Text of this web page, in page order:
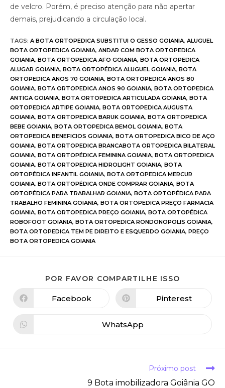
de velcro. Porém, é preciso atenção para não apertar
demais, prejudicando a circulação local.
TAGS: A BOTA ORTOPEDICA SUBSTITUI O GESSO GOIANIA, ALUGUEL
BOTA ORTOPEDICA GOIANIA, ANDAR COM BOTA ORTOPEDICA
GOIANIA, BOTA ORTOPEDICA AFO GOIANIA, BOTA ORTOPEDICA
ALUGAR GOIANIA, BOTA ORTOPÉDICA ALUGUEL GOIANIA, BOTA
ORTOPEDICA ANOS 70 GOIANIA, BOTA ORTOPEDICA ANOS 80
GOIANIA, BOTA ORTOPEDICA ANOS 90 GOIANIA, BOTA ORTOPEDICA
ANTIGA GOIANIA, BOTA ORTOPEDICA ARTICULADA GOIANIA, BOTA
ORTOPEDICA ARTIPE GOIANIA, BOTA ORTOPEDICA AUGUSTA
GOIANIA, BOTA ORTOPEDICA BARUK GOIANIA, BOTA ORTOPEDICA
BEBE GOIANIA, BOTA ORTOPEDICA BEMOL GOIANIA, BOTA
ORTOPEDICA BENEFICIOS GOIANIA, BOTA ORTOPEDICA BICO DE AÇO
GOIANIA, BOTA ORTOPEDICA BRANCABOTA ORTOPEDICA BILATERAL
GOIANIA, BOTA ORTOPÉDICA FEMININA GOIANIA, BOTA ORTOPEDICA
GOIANIA, BOTA ORTOPEDICA HIDROLIGHT GOIANIA, BOTA
ORTOPÉDICA INFANTIL GOIANIA, BOTA ORTOPEDICA MERCUR
GOIANIA, BOTA ORTOPÉDICA ONDE COMPRAR GOIANIA, BOTA
ORTOPÉDICA PARA TRABALHAR GOIANIA, BOTA ORTOPÉDICA PARA
TRABALHO FEMININA GOIANIA, BOTA ORTOPEDICA PREÇO FARMACIA
GOIANIA, BOTA ORTOPEDICA PREÇO GOIANIA, BOTA ORTOPÉDICA
ROBOFOOT GOIANIA, BOTA ORTOPEDICA RONDONOPOLIS GOIANIA,
BOTA ORTOPEDICA TEM PE DIREITO E ESQUERDO GOIANIA, PREÇO
BOTA ORTOPEDICA GOIANIA
POR FAVOR COMPARTILHE ISSO
Facebook Pinterest
WhatsApp
Próximo post
9 Bota imobilizadora Goiânia GO